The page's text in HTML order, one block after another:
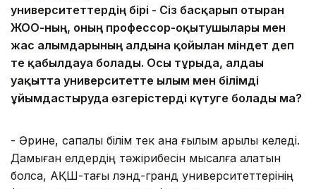
университеттердің бірі - Сіз басқарып отырған
ЖОО-ның, оның профессор-оқытушылары мен
жас ғалымдарының алдына қойылған міндет деп
те қабылдауға болады. Осы тұрғыда, алдағы
уақытта университетте ғылым мен білімді
ұйымдастыруда өзгерістерді күтуге болады ма?
- Әрине, сапалы білім тек қана ғылым арқылы келеді.
Дамыған елдердің тәжірибесін мысалға алатын
болсақ, АҚШ-тағы лэнд-гранд университеттерінің